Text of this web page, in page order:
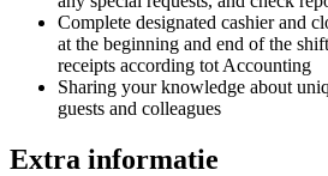
Complete designated cashier and
at the beginning and end of the
receipts according tot Accounting
Sharing your knowledge about
guests and colleagues
Extra informatie